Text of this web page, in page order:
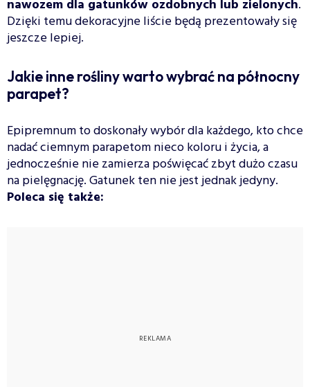
nawozem dla gatunków ozdobnych lub zielonych.
Dzięki temu dekoracyjne liście będą prezentowały się
jeszcze lepiej.
Jakie inne rośliny warto wybrać na północny
parapet?
Epipremnum to doskonały wybór dla każdego, kto chce
nadać ciemnym parapetom nieco koloru i życia, a
jednocześnie nie zamierza poświęcać zbyt dużo czasu
na pielęgnację. Gatunek ten nie jest jednak jedyny.
Poleca się także: